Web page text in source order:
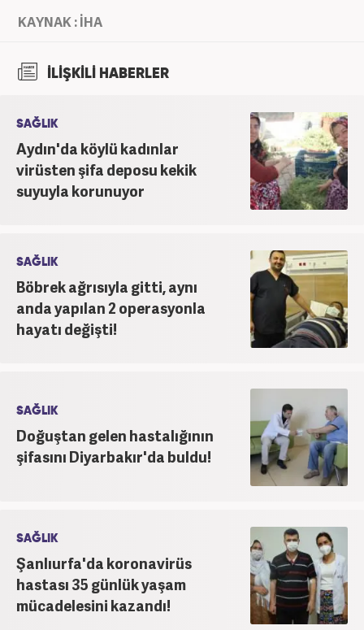
KAYNAK : İHA
İLİŞKİLİ HABERLER
SAĞLIK
Aydın'da köylü kadınlar
virüsten şifa deposu kekik
suyuyla korunuyor
SAĞLIK
Böbrek ağrısıyla gitti, aynı
anda yapılan 2 operasyonla
hayatı değişti!
SAĞLIK
Doğuştan gelen hastalığının
şifasını Diyarbakır'da buldu!
SAĞLIK
Şanlıurfa'da koronavirüs
hastası 35 günlük yaşam
mücadelesini kazandı!